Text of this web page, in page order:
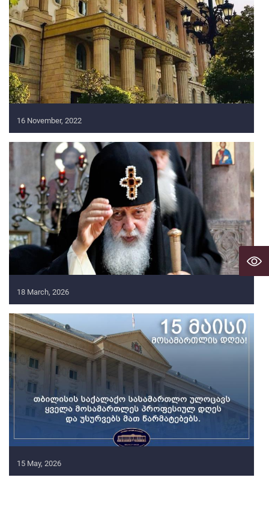
16 November, 2022
18 March, 2026
15 May, 2026